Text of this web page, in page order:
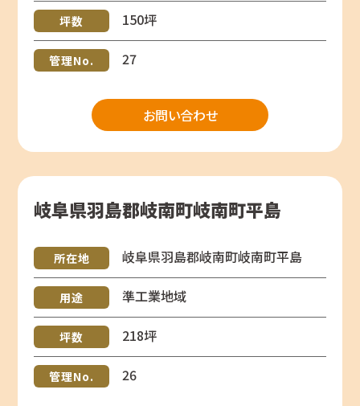
坪数 150坪
管理No. 27
お問い合わせ
岐阜県羽島郡岐南町岐南町平島
所在地 岐阜県羽島郡岐南町岐南町平島
用途 準工業地域
坪数 218坪
管理No. 26